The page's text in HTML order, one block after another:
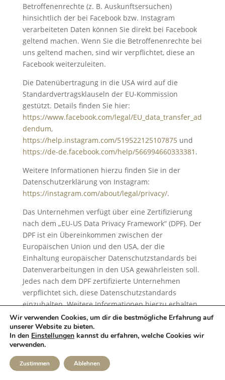
Betroffenenrechte (z. B. Auskunftsersuchen)
hinsichtlich der bei Facebook bzw. Instagram
verarbeiteten Daten können Sie direkt bei Facebook
geltend machen. Wenn Sie die Betroffenenrechte bei
uns geltend machen, sind wir verpflichtet, diese an
Facebook weiterzuleiten.
Die Datenübertragung in die USA wird auf die
Standardvertragsklauseln der EU-Kommission
gestützt. Details finden Sie hier:
https://www.facebook.com/legal/EU_data_transfer_ad
dendum,
https://help.instagram.com/519522125107875und
https://de-de.facebook.com/help/566994660333381 .
Weitere Informationen hierzu finden Sie in der
Datenschutzerklärung von Instagram:
https://instagram.com/about/legal/privacy/.
Das Unternehmen verfügt über eine Zertifizierung
nach dem „EU-US Data Privacy Framework“ (DPF). Der
DPF ist ein Übereinkommen zwischen der
Europäischen Union und den USA, der die
Einhaltung europäischer Datenschutzstandards bei
Datenverarbeitungen in den USA gewährleisten soll.
Jedes nach dem DPF zertifizierte Unternehmen
verpflichtet sich, diese Datenschutzstandards
einzuhalten. Weitere Informationen hierzu erhalten
Sie vom Anbieter unter folgendem Link:
https://www.dataprivacyframework.gov/s/participant
-search/participant-detail?
contact=true&id=a2zt0000000GnywAAC&status=Activ
e
Wir verwenden Cookies, um dir die bestmögliche Erfahrung auf
unserer Website zu bieten.
In den Einstellungen kannst du erfahren, welche Cookies wir
verwenden.
Zustimmen Ablehnen